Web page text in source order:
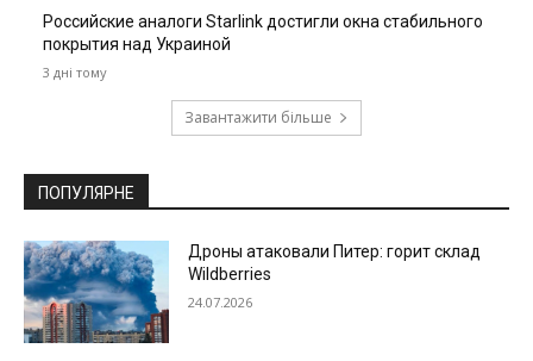
Российские аналоги Starlink достигли окна стабильного
покрытия над Украиной
3 дні тому
Завантажити більше
ПОПУЛЯРНЕ
Дроны атаковали Питер: горит склад
Wildberries
24.07.2026